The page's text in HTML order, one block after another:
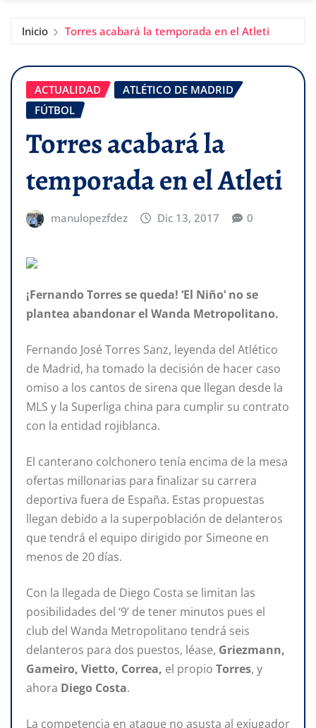
Inicio Torres acabará la temporada en el Atleti
ACTUALIDAD
ATLÉTICO DE MADRID
FÚTBOL
Torres acabará la
temporada en el Atleti
manulopezfdez Dic 13, 2017 0
¡Fernando Torres se queda! ‘El Niño’ no se
plantea abandonar el Wanda Metropolitano.
Fernando José Torres Sanz, leyenda del Atlético
de Madrid, ha tomado la decisión de hacer caso
omiso a los cantos de sirena que llegan desde la
MLS y la Superliga china para cumplir su contrato
con la entidad rojiblanca.
El canterano colchonero tenía encima de la mesa
ofertas millonarias para finalizar su carrera
deportiva fuera de España. Estas propuestas
llegan debido a la superpoblación de delanteros
que tendrá el equipo dirigido por Simeone en
menos de 20 días.
Con la llegada de Diego Costa se limitan las
posibilidades del ‘9’ de tener minutos pues el
club del Wanda Metropolitano tendrá seis
delanteros para dos puestos, léase, Griezmann,
Gameiro, Vietto, Correa, el propio Torres, y
ahora Diego Costa.
La competencia en ataque no asusta al exjugador